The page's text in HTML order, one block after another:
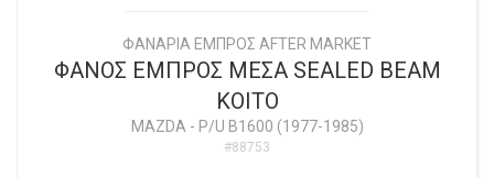
ΦΑΝΑΡΙΑ ΕΜΠΡΟΣ AFTER MARKET
ΦΑΝΟΣ ΕΜΠΡΟΣ ΜΕΣΑ SEALED BEAM
KOITO
MAZDA- P/U B1600 (1977-1985)
#88753